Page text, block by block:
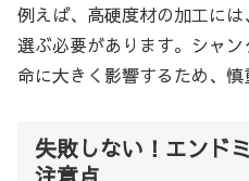
例えば、高硬度材の加工に
選ぶ必要があります。シャ
命に大きく影響するため、慎
失敗しない！エンド
注意点